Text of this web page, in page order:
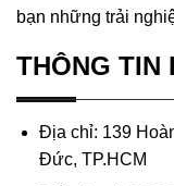
bạn những trải
THÔNG TIN
Địa chỉ: 139
Đức, TP.HCM